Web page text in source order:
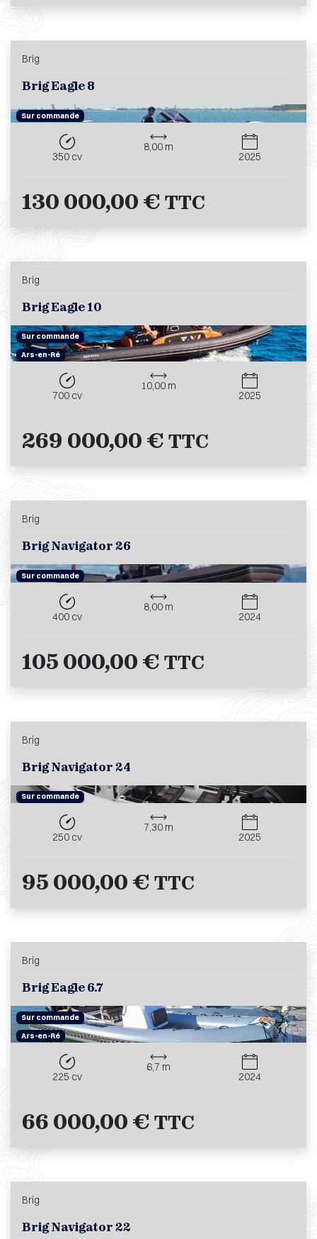
Brig
Brig Eagle 8
Sur commande
350 cv
8,00 m
2025
130 000,00 € TTC
Brig
Brig Eagle 10
Sur commande
Ars-en-Ré
700 cv
10,00 m
2025
269 000,00 € TTC
Brig
Brig Navigator 26
Sur commande
400 cv
8,00 m
2024
105 000,00 € TTC
Brig
Brig Navigator 24
Sur commande
250 cv
7,30 m
2025
95 000,00 € TTC
Brig
Brig Eagle 6.7
Sur commande
Ars-en-Ré
225 cv
6,7 m
2024
66 000,00 € TTC
Brig
Brig Navigator 22